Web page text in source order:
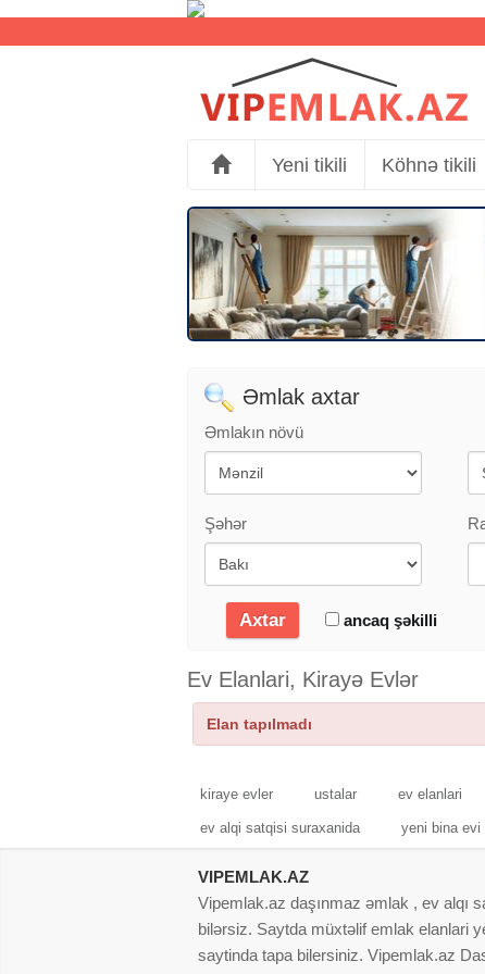
Yeni tikili Köhnə tikili
Əmlak axtar
Əmlakın növü
Şəhər
ancaq şəkilli
Ev Elanlari, Kirayə Evlər
Elan tapılmadı
kiraye evler ustalar ev elanlari
ev alqi satqisi suraxanida yeni bina evi
VIPEMLAK.AZ
Vipemlak.az daşınmaz əmlak , ev alqı
bilərsiz. Saytda müxtəlif emlak elanlari
saytinda tapa bilersiniz. Vipemlak.az